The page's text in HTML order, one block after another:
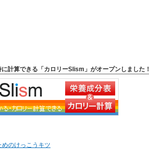
計算できる「カロリーSlism」がオープンしました！
のけっこうキツ